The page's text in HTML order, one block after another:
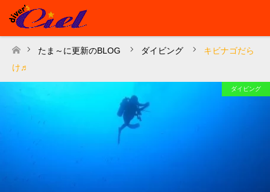
ホーム
たま～に更新のBLOG ダイビング
キビナゴだら
け♬
ダイビング